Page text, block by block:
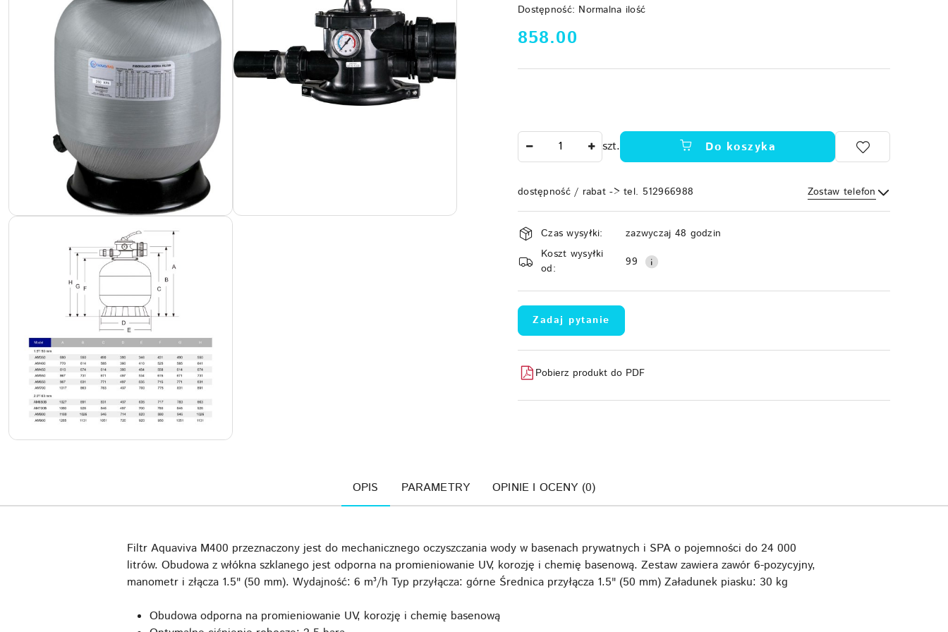
Dostępność: Normalna ilość
cena:
858.00
szt. Do koszyka
dostępność / rabat -> tel. 512966988 Zostaw telefon
Wyślij
Dostępność
i
dostawa
Czas wysyłki:
zazwyczaj 48 godzin
Koszt wysyłki
od:
99
Zadaj pytanie
Pobierz produkt do PDF
OPIS PARAMETRY OPINIE I OCENY (0)
Filtr Aquaviva M400 przeznaczony jest do mechanicznego oczyszczania wody w basenach prywatnych i SPA o pojemności do 24 000
litrów. Obudowa z włókna szklanego jest odporna na promieniowanie UV, korozję i chemię basenową. Zestaw zawiera zawór 6-pozycyjny,
manometr i złącza 1.5" (50 mm). Wydajność: 6 m³/h Typ przyłącza: górne Średnica przyłącza 1.5" (50 mm) Załadunek piasku: 30 kg
Obudowa odporna na promieniowanie UV, korozję i chemię basenową